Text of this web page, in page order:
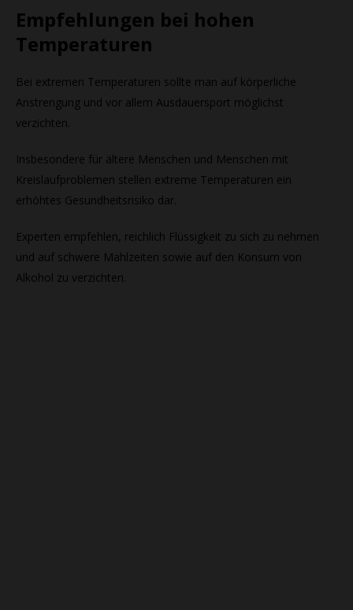
Empfehlungen bei hohen
Temperaturen
Bei extremen Temperaturen sollte man auf körperliche
Anstrengung und vor allem Ausdauersport möglichst
verzichten.
Insbesondere für ältere Menschen und Menschen mit
Kreislaufproblemen stellen extreme Temperaturen ein
erhöhtes Gesundheitsrisiko dar.
Experten empfehlen, reichlich Flüssigkeit zu sich zu nehmen
und auf schwere Mahlzeiten sowie auf den Konsum von
Alkohol zu verzichten.